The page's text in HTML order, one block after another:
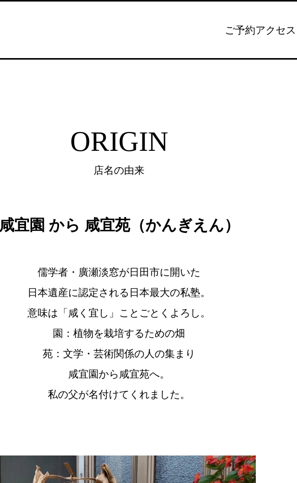
ご予約アクセス
ORIGIN
店名の由来
咸宜園 から 咸宜苑（かんぎえん）
儒学者・廣瀬淡窓が日田市に開いた
日本遺産に認定される日本最大の私塾。
意味は「咸く宜し」ことごとくよろし。
園：植物を栽培するための畑
苑：文学・芸術関係の人の集まり
咸宜園から咸宜苑へ。
私の父が名付けてくれました。